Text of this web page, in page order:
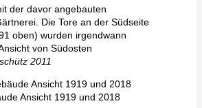
der davor angebauten
Die Tore an der Südseite
oben) wurden irgendwann
von Südosten
2011
Ansicht 1919 und 2018